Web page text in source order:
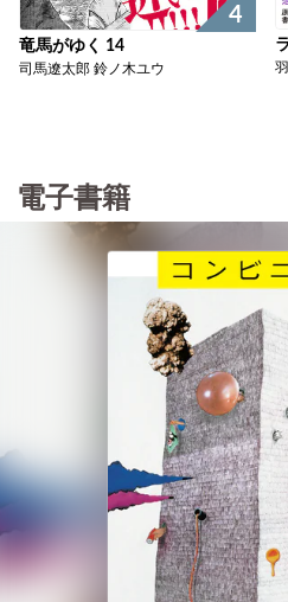
4
竜馬がゆく 14
司馬遼太郎 鈴ノ木ユウ
電子書籍